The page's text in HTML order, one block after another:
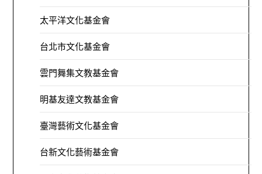
太平洋文化基金會
台北市文化基金會
雲門舞集文教基金會
明基友達文教基金會
臺灣藝術文化基金會
台新文化藝術基金會